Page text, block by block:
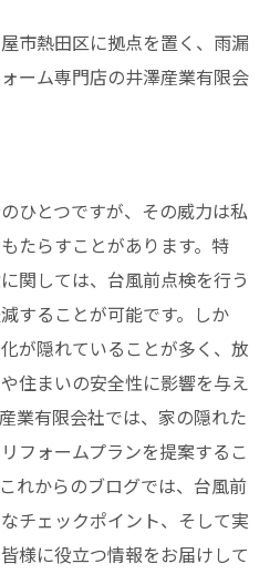
市熱田区に拠点を置く、雨漏
ーム専門店の井澤産業有限会
ひとつですが、その威力は私
たらすことがあります。特
関しては、台風前点検を行う
することが可能です。しか
が隠れていることが多く、放
住まいの安全性に影響を与え
業有限会社では、家の隠れた
フォームプランを提案するこ
れからのブログでは、台風前
チェックポイント、そして実
様に役立つ情報をお届けして